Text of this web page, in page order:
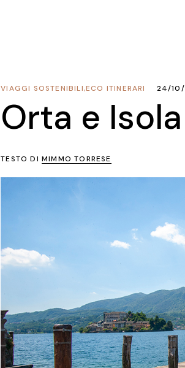
ECO ITINERARI
,
VIAGGI SOSTENIBILI 24/
Orta e
TESTO DI MIMMO TORRESE